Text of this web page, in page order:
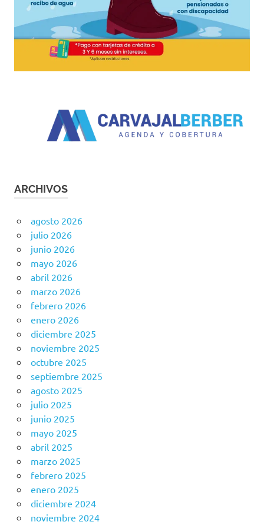
ARCHIVOS
agosto 2026
julio 2026
junio 2026
mayo 2026
abril 2026
marzo 2026
febrero 2026
enero 2026
diciembre 2025
noviembre 2025
octubre 2025
septiembre 2025
agosto 2025
julio 2025
junio 2025
mayo 2025
abril 2025
marzo 2025
febrero 2025
enero 2025
diciembre 2024
noviembre 2024